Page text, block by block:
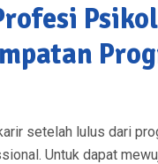
setelah lulus dari
Untuk dapat